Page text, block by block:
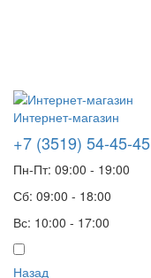
Интернет-магазин
+7 (3519) 54-45-45
Пн-Пт: 09:00 - 19:00
Сб: 09:00 - 18:00
Вс: 10:00 - 17:00
Назад